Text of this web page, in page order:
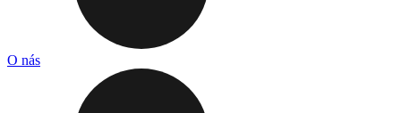
O nás